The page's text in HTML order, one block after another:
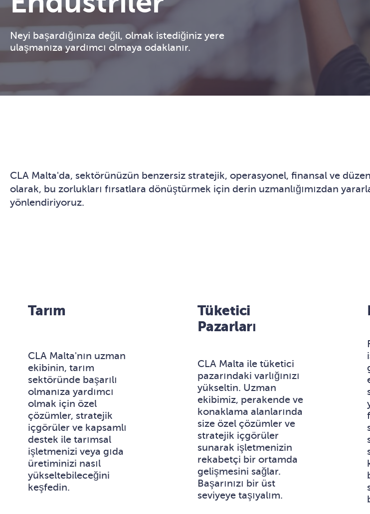
Neyi başardığınıza değil, olmak istediğiniz yere
ulaşmanıza yardımcı olmaya odaklanır.
CLA Malta'da, sektörünüzün benzersiz stratejik, operasyonel, finansal ve
olarak, bu zorlukları fırsatlara dönüştürmek için derin uzmanlığımızdan
yönlendiriyoruz.
Tarım
CLA Malta'nın uzman
ekibinin, tarım
sektöründe başarılı
olmanıza yardımcı
olmak için özel
çözümler, stratejik
içgörüler ve kapsamlı
destek ile tarımsal
işletmenizi veya gıda
üretiminizi nasıl
yükseltebileceğini
keşfedin.
Tüketici
Pazarları
CLA Malta ile tüketici
pazarındaki varlığınızı
yükseltin. Uzman
ekibimiz, perakende ve
konaklama alanlarında
size özel çözümler ve
stratejik içgörüler
sunarak işletmenizin
rekabetçi bir ortamda
gelişmesini sağlar.
Başarınızı bir üst
seviyeye taşıyalım.